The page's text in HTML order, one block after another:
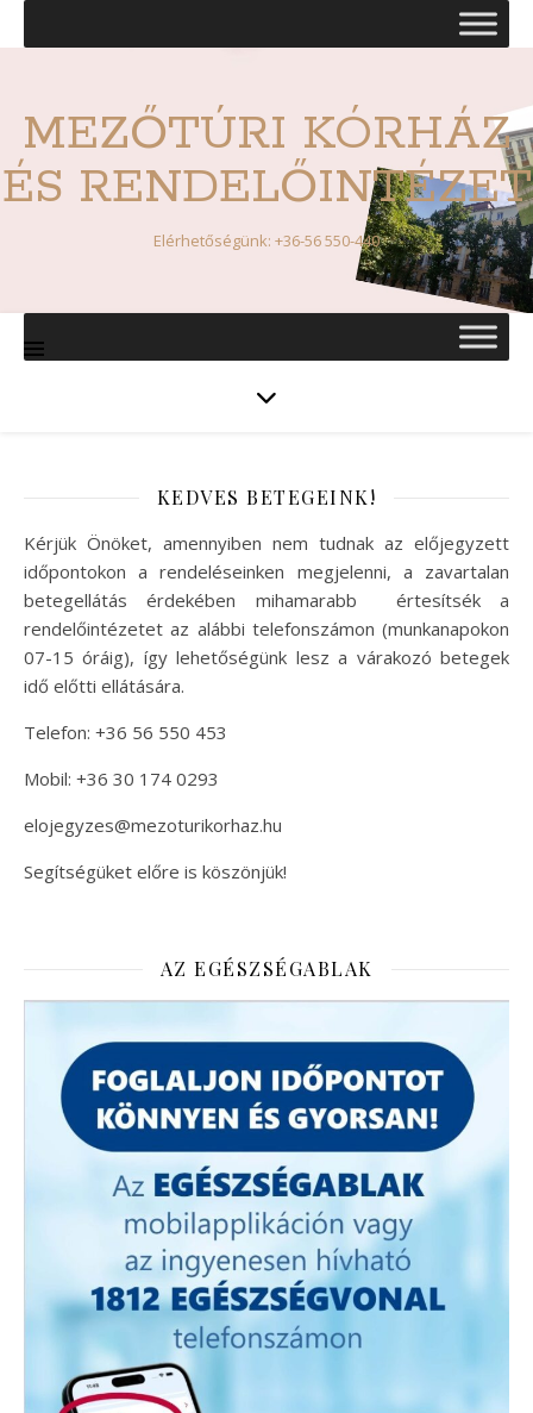
MEZŐTÚRI KÓRHÁZ
ÉS RENDELŐINTÉZET
Elérhetőségünk: +36-56 550-440
KEDVES BETEGEINK!
Kérjük Önöket, amennyiben nem tudnak az előjegyzett
időpontokon a rendeléseinken megjelenni, a zavartalan
betegellátás érdekében mihamarabb értesítsék a
rendelőintézetet az alábbi telefonszámon (munkanapokon
07-15 óráig), így lehetőségünk lesz a várakozó betegek
idő előtti ellátására.
Telefon: +36 56 550 453
Mobil: +36 30 174 0293
elojegyzes@mezoturikorhaz.hu
Segítségüket előre is köszönjük!
AZ EGÉSZSÉGABLAK